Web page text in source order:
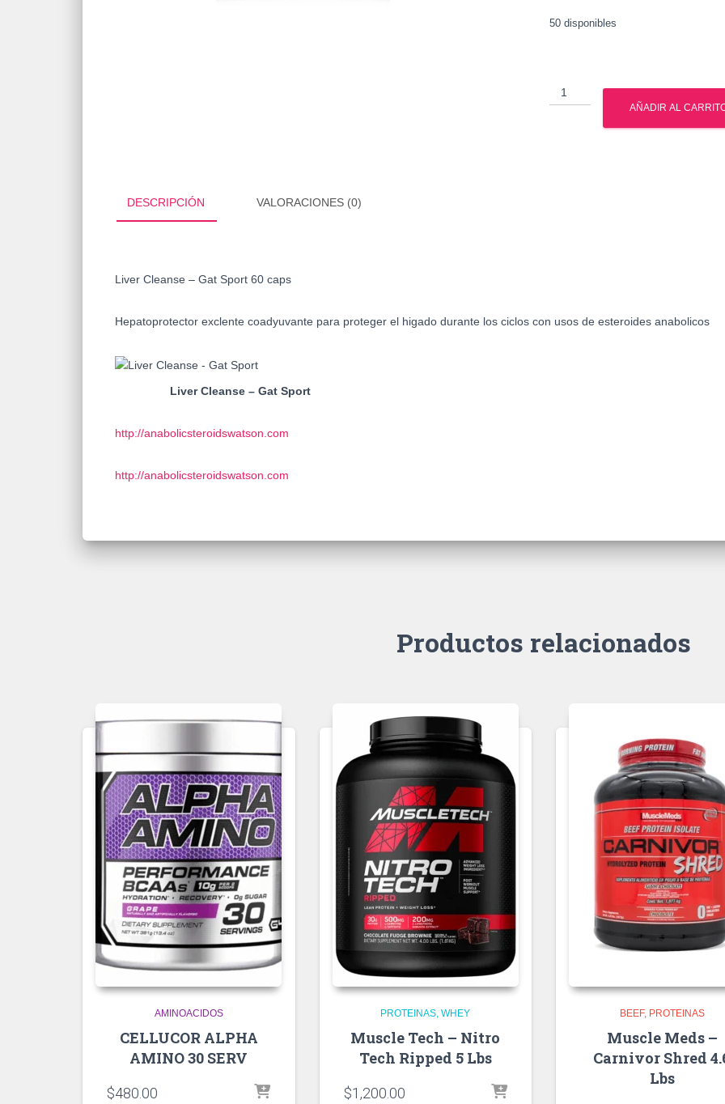
50 disponibles
Liver
Cleanse
AÑADIR AL
DESCRIPCIÓN VALORACIONES (0)
Liver Cleanse – Gat Sport 60 caps
Hepatoprotector exclente coadyuvante para proteger el higado durante los ciclos con usos de esteroides anabolicos
Liver Cleanse – Gat Sport
http://anabolicsteroidswatson.com
http://anabolicsteroidswatson.com
Productos relacionados
AMINOACIDOS
CELLUCOR ALPHA
AMINO 30 SERV
$480.00
PROTEINAS WHEY
Muscle Tech – Nitro
Tech Ripped 5 Lbs
$1,200.00
BEEF PROTEINAS
Muscle Meds –
Carnivor Shred
Lbs